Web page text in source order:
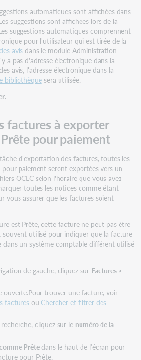
automatiques sont affichées dans
suggestions sont affichées lors de la
suggestions automatiques comprennent
pour l'utilisateur qui est tirée de la
avisdans le module Administration
a pas d'adresse électronique dans la
avis, l'adresse électronique dans la
bibliothèquesera utilisée.
.
factures à exporter
pour paiement
d'exportation des factures, toutes les
paiement seront exportées vers un
OCLC selon l'horaire que vous avez
toutes les notices comme étant
vous assurer que les factures soient
est Prête, cette facture ne peut pas être
souvent utilisé pour indiquer que la facture
dans un système comptable différent utilisé
de gauche, cliquez sur Factures >
ouverte.Pour trouver une facture, voir
facturesou Chercher et filtrer des
cliquez sur le numéro de la
Prêtedans le haut de l’écran pour
pour Prête.